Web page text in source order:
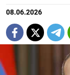
08.06.2026